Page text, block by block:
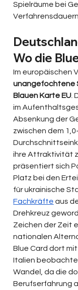
Spielräume bei
Wo die
Im europäischen
unangefochtene
Blauen Karte EU .
im
Absenkung der
zwischen dem
ihre Attraktivität
präsentiert sich
Platz bei den
für ukrainische
Fachkräfte aus
Drehkreuz
Zeichen der Zeit
nationalen
Blue Card dort
Italien
Wandel, da die
Berufserfahrung